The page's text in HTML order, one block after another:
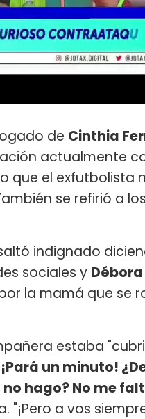
de Cinthia
actualmente
que el exfutbolista
se refirió a
indignado
sociales y
la mamá que se
estaba
un minuto!
hago? No me
"¡Pero a vos